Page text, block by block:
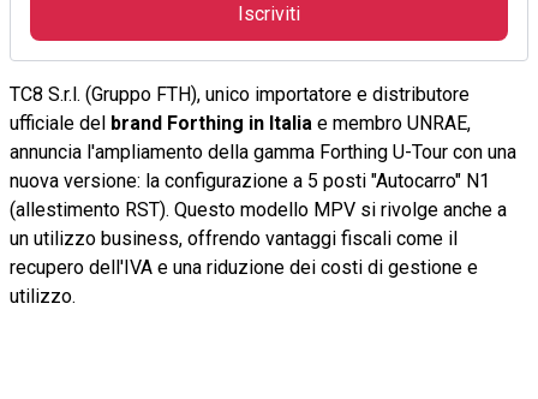
Iscriviti
TC8 S.r.l. (Gruppo FTH), unico importatore e distributore
ufficiale del brand Forthing in Italia e membro UNRAE,
annuncia l'ampliamento della gamma Forthing U-Tour con una
nuova versione: la configurazione a 5 posti "Autocarro" N1
(allestimento RST). Questo modello MPV si rivolge anche a
un utilizzo business, offrendo vantaggi fiscali come il
recupero dell'IVA e una riduzione dei costi di gestione e
utilizzo.